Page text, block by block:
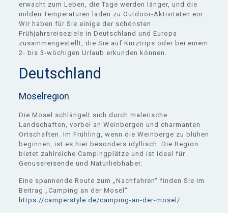
erwacht zum Leben, die Tage werden länger, und die
milden Temperaturen laden zu Outdoor-Aktivitäten ein.
Wir haben für Sie einige der schönsten
Frühjahrsreiseziele in Deutschland und Europa
zusammengestellt, die Sie auf Kurztrips oder bei einem
2- bis 3-wöchigen Urlaub erkunden können.
Deutschland
Moselregion
Die Mosel schlängelt sich durch malerische
Landschaften, vorbei an Weinbergen und charmanten
Ortschaften. Im Frühling, wenn die Weinberge zu blühen
beginnen, ist es hier besonders idyllisch. Die Region
bietet zahlreiche Campingplätze und ist ideal für
Genussreisende und Naturliebhaber.
Eine spannende Route zum „Nachfahren“ finden Sie im
Beitrag „Camping an der Mosel“
https://camperstyle.de/camping-an-der-mosel/